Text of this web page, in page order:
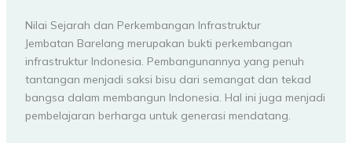
Nilai Sejarah dan Perkembangan Infrastruktur
Jembatan Barelang merupakan bukti perkembangan
infrastruktur Indonesia. Pembangunannya yang penuh
tantangan menjadi saksi bisu dari semangat dan tekad
bangsa dalam membangun Indonesia. Hal ini juga menjadi
pembelajaran berharga untuk generasi mendatang.